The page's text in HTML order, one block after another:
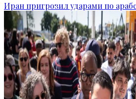
Иран пригрозил ударами по